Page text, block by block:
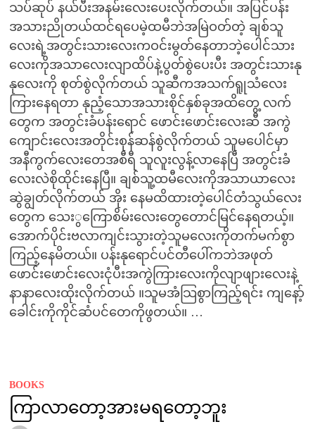
သပ်ဆုပ် နယ်ပီးအနမ်းလေးပေးလိုက်တယ်။ အပြင်ပန်း
အသားညိုတယ်ထင်ရပေမဲ့ထမီဘဲအမြဲဝတ်တဲ့ ချစ်သူ
လေးရဲ့အတွင်းသားလေးကဝင်းမွတ်နေတာဘဲ့ပေါင်သား
လေးကိုအသာလေးလျာထိပ်နဲ့ပွတ်စွဲပေးပီး အတွင်းသားနု
နုလေးကို စုတ်စွဲလိုက်တယ် သူဆီကအသက်ရူုသံလေး
ကြားနေရတာ နုညံ့သောအသားစိုင်နှစ်ခုအထိတွေ့ လက်
တွေက အတွင်းခံပန်းရောင် ဖောင်းဖောင်းလေးဆီ အကွဲ
ကျောင်းလေးအတိုင်းစုန်ဆန်စွဲလိုက်တယ် သူမပေါင်မှာ
အနီကွက်လေးတေအစီရီ သူလူးလွန့်လာနေပြီ အတွင်းခံ
လေးလဲစိုထိုင်းနေပြီ။ ချစ်သူ့ထမီလေးကိုအသာယာလေး
ဆွဲချွတ်လိုက်တယ် အိုး နေမထိထားတဲ့ပေါင်တံသွယ်လေး
တွေက သေးွကြောစိမ်းလေးတွေတောင်မြင်နေရတယ့်။
အောက်ပိုင်းဗလာကျင်းသွားတဲ့သူမလေးကိုတက်မက်စွာ
ကြည့်နေမိတယ်။ ပန်းနုရောင်ပင်တီပေါ်ကဘဲအဖုတ်
ဖောင်းဖောင်းလေးငုံပီးအကွဲကြားလေးကိုလျာဖျားလေးနဲ့
နာနာလေးထိုးလိုက်တယ် ။သူမအံသြစွာကြည့်ရင်း ကျနော့်
ခေါင်းကိုကိုင်ဆံပင်တေကိုဖွတယ်။ …
BOOKS
ကြာလာတော့အားမရတော့ဘူး